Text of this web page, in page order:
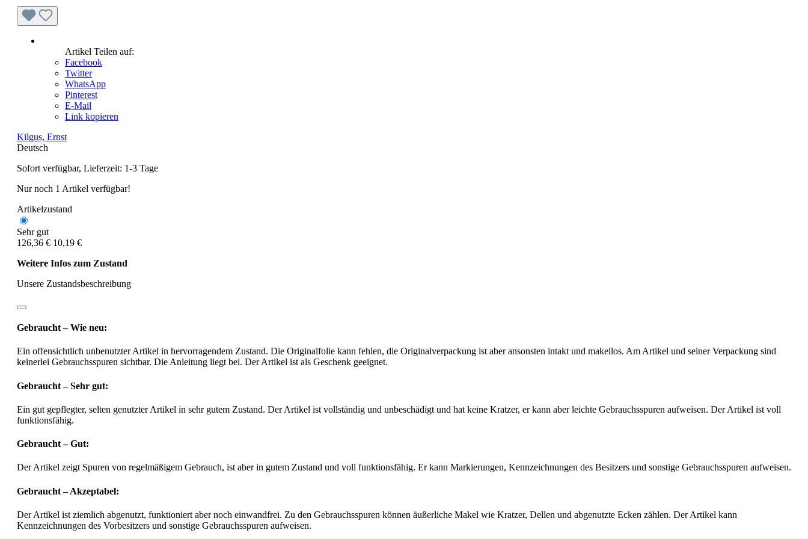
Artikel Teilen auf:
Facebook
Twitter
WhatsApp
Pinterest
E-Mail
Link kopieren
Kilgus, Ernst
Deutsch
Sofort verfügbar, Lieferzeit: 1-3 Tage
Nur noch 1 Artikel verfügbar!
Artikelzustand
Sehr gut
126,36 € 10,19 €
Weitere Infos zum Zustand
Unsere Zustandsbeschreibung
Gebraucht – Wie neu:
Ein offensichtlich unbenutzter Artikel in hervorragendem Zustand. Die Originalfolie kann fehlen, die Originalverpackung ist aber ansonsten intakt und makellos. Am Artikel und seiner Verpackung sind
keinerlei Gebrauchsspuren sichtbar. Die Anleitung liegt bei. Der Artikel ist als Geschenk geeignet.
Gebraucht – Sehr gut:
Ein gut gepflegter, selten genutzter Artikel in sehr gutem Zustand. Der Artikel ist vollständig und unbeschädigt und hat keine Kratzer, er kann aber leichte Gebrauchsspuren aufweisen. Der Artikel ist voll
funktionsfähig.
Gebraucht – Gut:
Der Artikel zeigt Spuren von regelmäßigem Gebrauch, ist aber in gutem Zustand und voll funktionsfähig. Er kann Markierungen, Kennzeichnungen des Besitzers und sonstige Gebrauchsspuren aufweisen.
Gebraucht – Akzeptabel:
Der Artikel ist ziemlich abgenutzt, funktioniert aber noch einwandfrei. Zu den Gebrauchsspuren können äußerliche Makel wie Kratzer, Dellen und abgenutzte Ecken zählen. Der Artikel kann
Kennzeichnungen des Vorbesitzers und sonstige Gebrauchsspuren aufweisen.